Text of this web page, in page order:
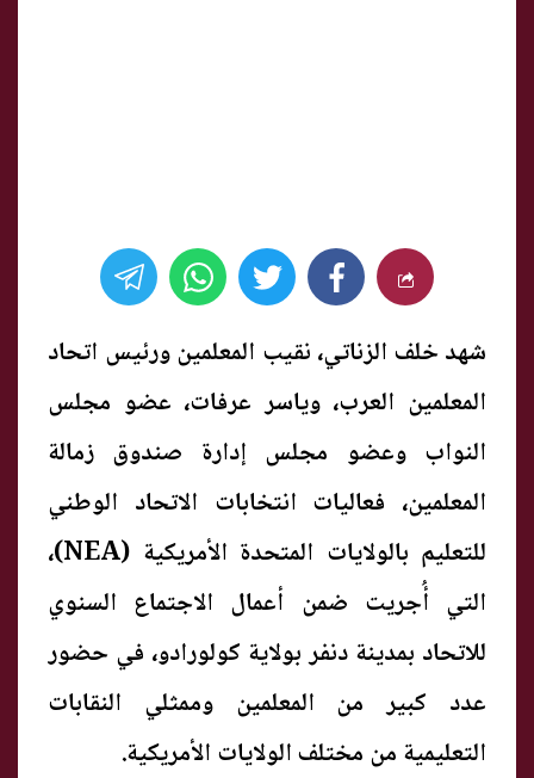
شهد خلف الزناتي، نقيب المعلمين ورئيس اتحاد
المعلمين العرب، وياسر عرفات، عضو مجلس
النواب وعضو مجلس إدارة صندوق زمالة
المعلمين، فعاليات انتخابات الاتحاد الوطني
للتعليم بالولايات المتحدة الأمريكية (NEA)،
التي أُجريت ضمن أعمال الاجتماع السنوي
للاتحاد بمدينة دنفر بولاية كولورادو، في حضور
عدد كبير من المعلمين وممثلي النقابات
التعليمية من مختلف الولايات الأمريكية.